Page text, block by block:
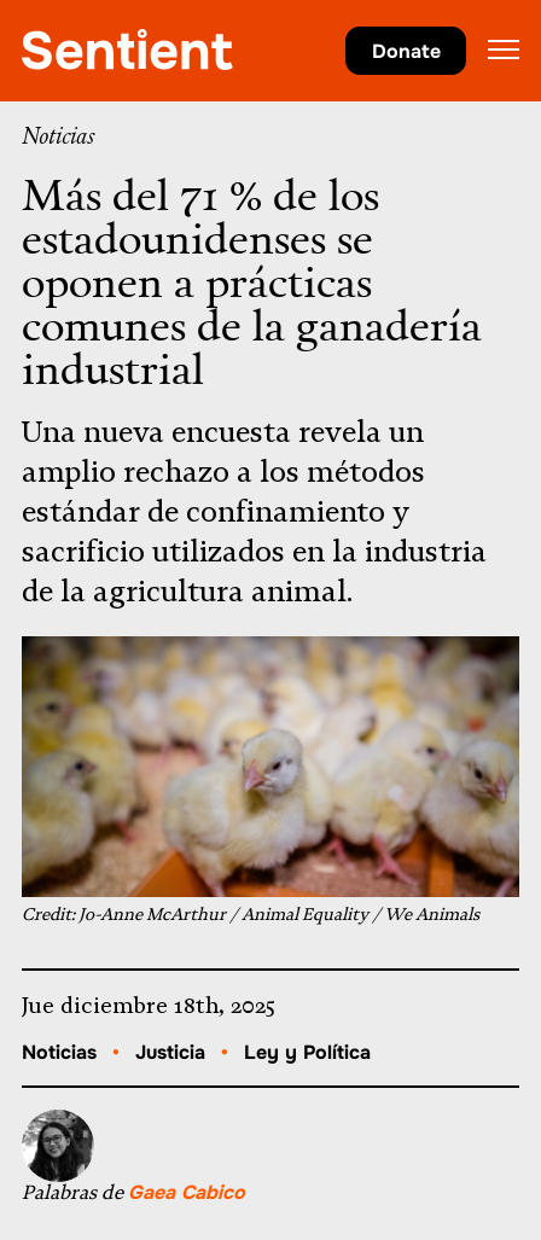
Donate
Noticias
Más del 71 % de los
estadounidenses se
oponen a prácticas
comunes de la ganadería
industrial
Una nueva encuesta revela un
amplio rechazo a los métodos
estándar de confinamiento y
sacrificio utilizados en la industria
de la agricultura animal.
Credit: Jo-Anne McArthur / Animal Equality / We Animals
Jue diciembre 18th, 2025
Noticias • Justicia • Ley y Política
Palabras de Gaea Cabico